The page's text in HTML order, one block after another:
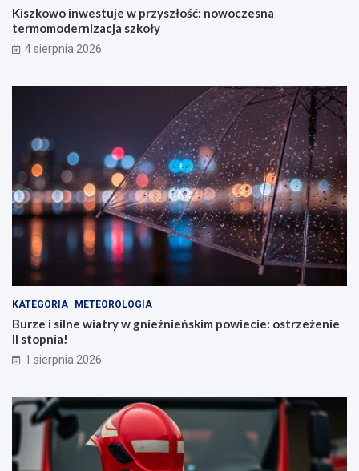
Kiszkowo inwestuje w przyszłość: nowoczesna
termomodernizacja szkoły
4 sierpnia 2026
KATEGORIA METEOROLOGIA
Burze i silne wiatry w gnieźnieńskim powiecie: ostrzeżenie
II stopnia!
1 sierpnia 2026